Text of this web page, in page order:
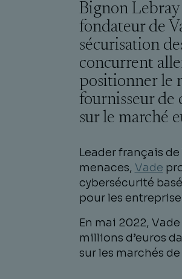
Bignon
fondateur de
sécurisation
concurrent
positionner le
fournisseur
sur le marché
Leader français
menaces, Vade
cybersécurité
pour les
En mai 2022,
millions d’euros
sur les marchés